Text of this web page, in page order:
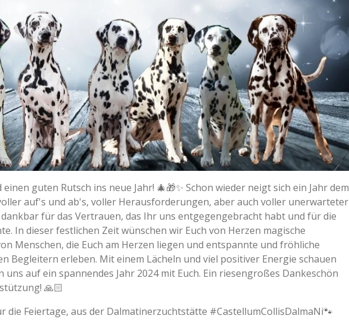
guten Rutsch ins neue Jahr! 🎄🎁✨️ Schon wieder neigt sich ein Jahr dem
auf's und ab's, voller Herausforderungen, aber auch voller unerwarteter
für das Vertrauen, das Ihr uns entgegengebracht habt und für die
In dieser festlichen Zeit wünschen wir Euch von Herzen magische
Menschen, die Euch am Herzen liegen und entspannte und fröhliche
Begleitern erleben. Mit einem Lächeln und viel positiver Energie schauen
auf ein spannendes Jahr 2024 mit Euch. Ein riesengroßes Dankeschön
🙏🏻
die Feiertage, aus der Dalmatinerzuchtstätte #CastellumCollisDalmaNi🐾